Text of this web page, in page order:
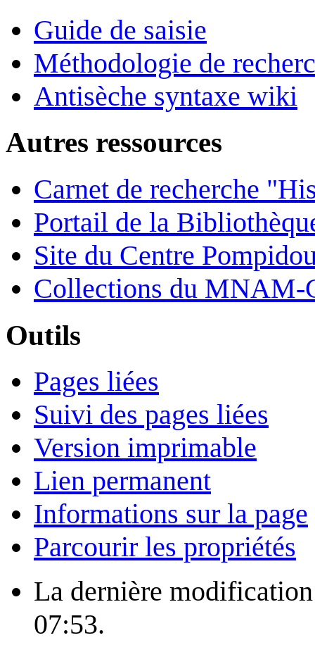
Guide de saisie
Méthodologie de
Antisèche syntaxe wiki
Autres ressources
Carnet de recherche
Portail de la
Site du Centre
Collections du MNAM-
Outils
Pages liées
Suivi des pages liées
Version imprimable
Lien permanent
Informations sur la page
Parcourir les propriétés
La dernière
07:53.